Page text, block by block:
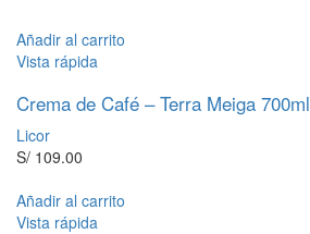
Añadir al carrito
Vista rápida
Crema de Café – Terra Meiga 700ml
Licor
S/ 109.00
Añadir al carrito
Vista rápida